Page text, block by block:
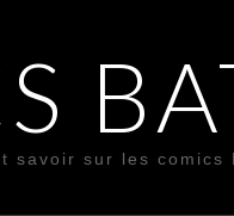
savoir sur les comics